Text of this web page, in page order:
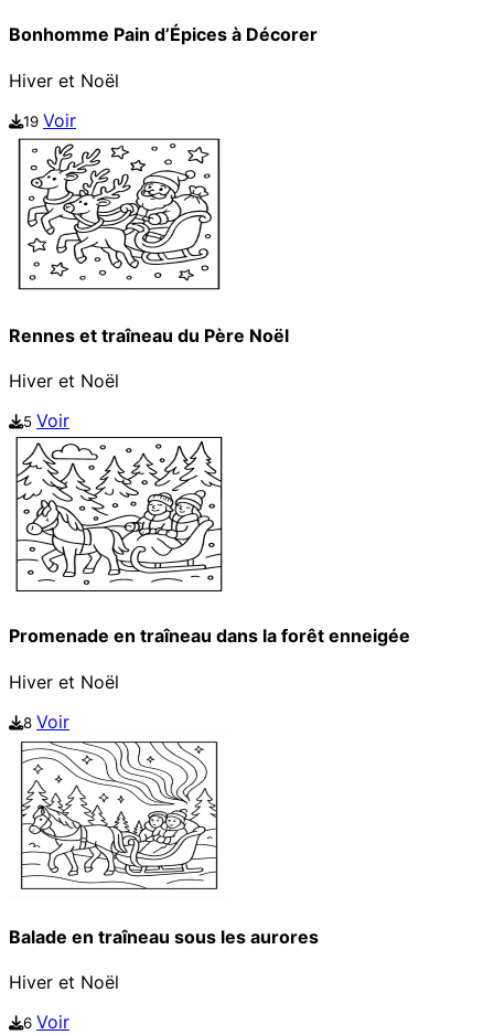
Bonhomme Pain d’Épices à Décorer
Hiver et Noël
19 Voir
Rennes et traîneau du Père Noël
Hiver et Noël
5 Voir
Promenade en traîneau dans la forêt enneigée
Hiver et Noël
8 Voir
Balade en traîneau sous les aurores
Hiver et Noël
6 Voir